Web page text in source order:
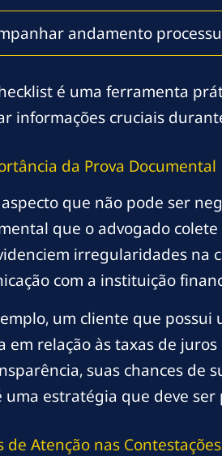
andamento
é uma ferramenta
informações cruciais
da Prova Documental
que não pode ser
que o advogado
irregularidades na
com a instituição
um cliente que
em relação às taxas de
suas chances de
uma estratégia que deve ser
de Atenção nas Contestações